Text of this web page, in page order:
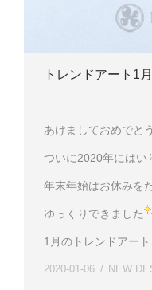
トレンドアート1
あけましておめでと
ついに2020年にはい
年末年始はお休みを
ゆっくりできました
1月のトレンドアー
2020-01-06 NEW